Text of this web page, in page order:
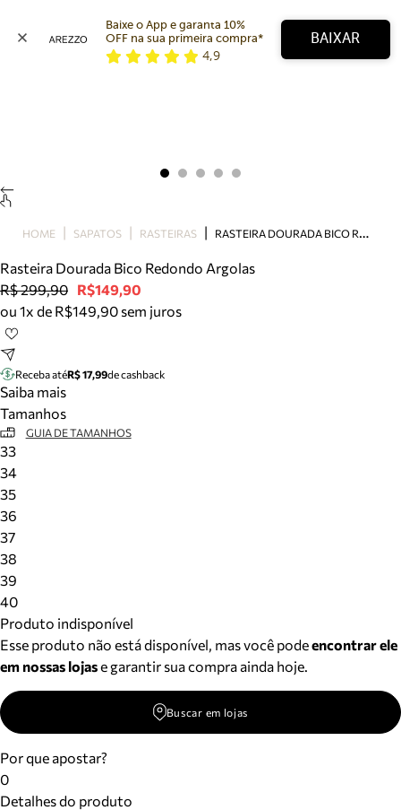
Bolsa
Tamanco
Tênis
Mule
Tire dúvidas sobre pedidos, devoluções e mais.
Meus pedidos
Acompanhe seus pedidos e solicite devoluções.
Baixe o App e garanta 10%
OFF na sua primeira compra*
4,9
BAIXAR
HOME SAPATOS RASTEIRAS R
ASTEIRA DOURADA BICO REDONDO ARGOLAS
Rasteira Dourada Bico Redondo Argolas
R$ 299,90 R$149,90
ou 1x de R$149,90 sem juros
Receba atéR$ 17,99de cashback
Saiba mais
Tamanhos
GUIA DE TAMANHOS
33
34
35
36
37
38
39
40
Produto indisponível
Esse produto não está disponível, mas você podeencontrar ele
em nossas lojase garantir sua compra ainda hoje.
Buscar em lojas
Por que apostar?
0
Detalhes do produto